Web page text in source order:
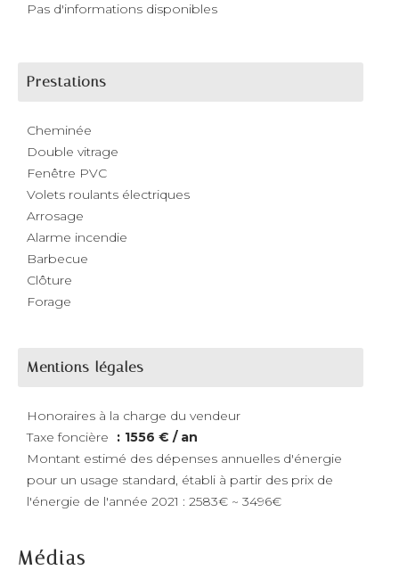
Pas d'informations disponibles
Prestations
Cheminée
Double vitrage
Fenêtre PVC
Volets roulants électriques
Arrosage
Alarme incendie
Barbecue
Clôture
Forage
Mentions légales
Honoraires à la charge du vendeur
Taxe foncière
1556 € / an
Montant estimé des dépenses annuelles d'énergie
pour un usage standard, établi à partir des prix de
l'énergie de l'année 2021 : 2583€ ~ 3496€
Médias